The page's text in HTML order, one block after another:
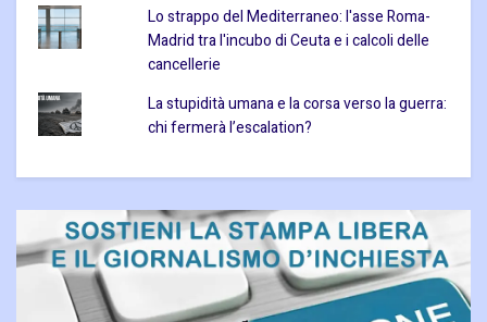
Lo strappo del Mediterraneo: l'asse Roma-
Madrid tra l'incubo di Ceuta e i calcoli delle
cancellerie
La stupidità umana e la corsa verso la guerra:
chi fermerà l’escalation?